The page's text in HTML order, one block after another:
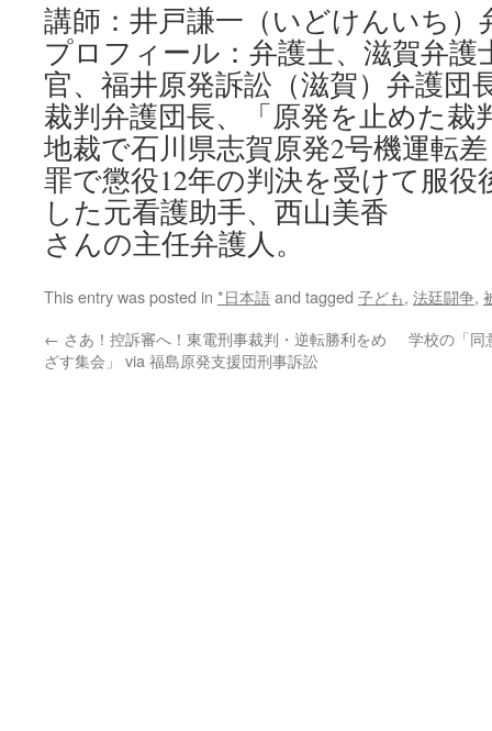
講師：井戸謙一（いどけんいち）
プロフィール：弁護士、滋賀弁護
官、福井原発訴訟（滋賀）弁護団
裁判弁護団長、「原発を止めた裁
地裁で石川県志賀原発2号機運転
罪で懲役12年の判決を受けて服役
した元看護助手、西山美香
さんの主任弁護人。
This entry was posted in *日本語and tagged 子ども, 法廷闘争,
← さあ！控訴審へ！東電刑事裁判・逆転勝利をめ
ざす集会」 via 福島原発支援団刑事訴訟
学校の「同